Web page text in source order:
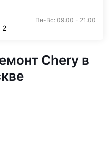
Пн-Вс: 09:00 - 21:00
2
Chery в